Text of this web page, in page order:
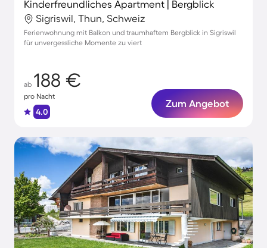
Kinderfreundliches Apartment | Bergblick
Sigriswil, Thun, Schweiz
Ferienwohnung mit Balkon und traumhaftem Bergblick in Sigriswil
für unvergessliche Momente zu viert
ab 188 €
pro Nacht
4.0
Zum Angebot